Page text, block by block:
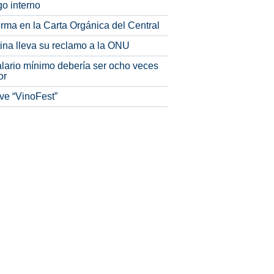
interno
en la Carta Orgánica del Central
lleva su reclamo a la ONU
mínimo debería ser ocho veces
“VinoFest”